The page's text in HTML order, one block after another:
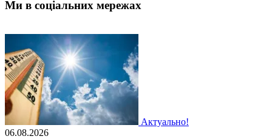
Ми в соціальних мережах
Актуально!
06.08.2026